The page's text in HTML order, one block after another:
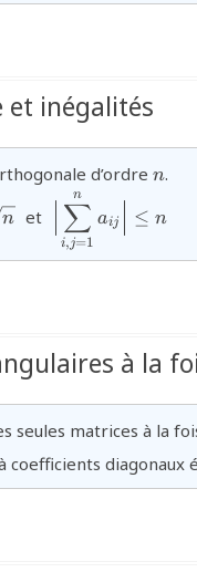
inégalités
d’ordre{n}
n.
n\sqrt n\;}
n et
n}
i,j=1
∑
n
aij ≤ n
à la
seules matrices à la
coefficients diagonaux